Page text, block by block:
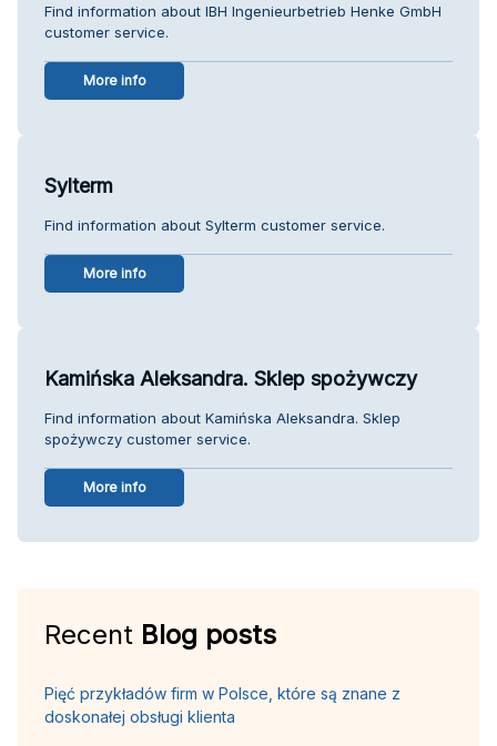
Find information about IBH Ingenieurbetrieb Henke GmbH
customer service.
More info
Sylterm
Find information about Sylterm customer service.
More info
Kamińska Aleksandra. Sklep spożywczy
Find information about Kamińska Aleksandra. Sklep
spożywczy customer service.
More info
Recent Blog posts
Pięć przykładów firm w Polsce, które są znane z
doskonałej obsługi klienta